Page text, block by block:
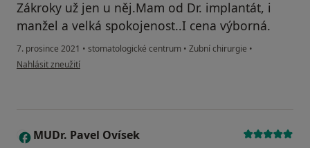
Zákroky už jen u něj.Mam od Dr. implantát, i
manžel a velká spokojenost..I cena výborná.
7. prosince 2021 • stomatologické centrum • Zubní chirurgie •
podle názoru uživatele Olivie
Nahlásit zneužití
M MUDr. Pavel Ovísek